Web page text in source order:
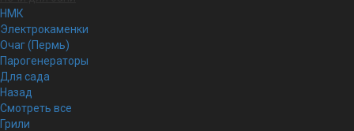
НМК
Электрокаменки
Очаг (Пермь)
Парогенераторы
Для сада
Назад
Смотреть все
Грили